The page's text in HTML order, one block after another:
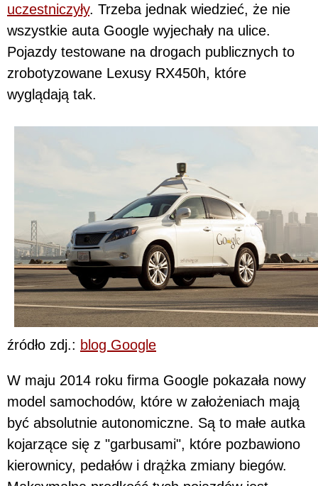
uczestniczyły. Trzeba jednak wiedzieć, że nie
wszystkie auta Google wyjechały na ulice.
Pojazdy testowane na drogach publicznych to
zrobotyzowane Lexusy RX450h, które
wyglądają tak.
źródło zdj.: blog Google
W maju 2014 roku firma Google pokazała nowy
model samochodów, które w założeniach mają
być absolutnie autonomiczne. Są to małe autka
kojarzące się z "garbusami", które pozbawiono
kierownicy, pedałów i drążka zmiany biegów.